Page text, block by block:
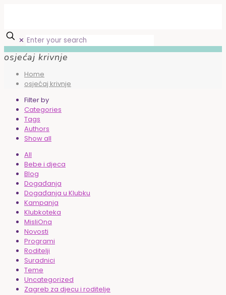
✕
osjećaj krivnje
Home
osjećaj krivnje
Filter by
Categories
Tags
Authors
Show all
All
Bebe i djeca
Blog
Događanja
Događanja u Klubku
Kampanja
Klubkoteka
MisliOna
Novosti
Programi
Roditelji
Suradnici
Teme
Uncategorized
Zagreb za djecu i roditelje